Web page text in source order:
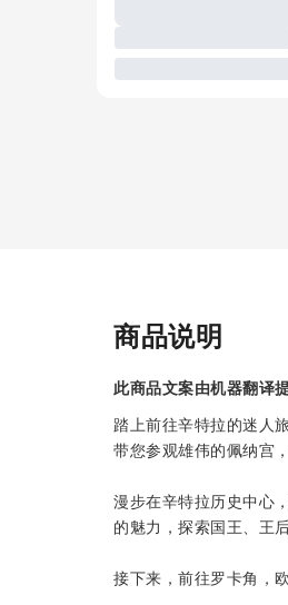
商品说明
此商品文案由机器翻译
踏上前往辛特拉的迷人
带您参观雄伟的佩纳宫
漫步在辛特拉历史中心
的魅力，探索国王、王
接下来，前往罗卡角，